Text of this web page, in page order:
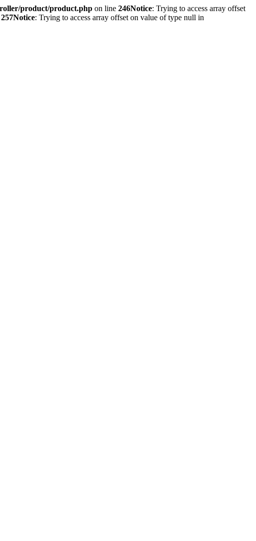
product/product.php on line 246Notice: Trying to access array offset
257Notice: Trying to access array offset on value of type null in